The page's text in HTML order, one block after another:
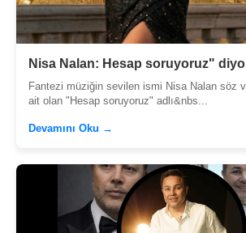
Nisa Nalan: Hesap soruyoruz"
Fantezi müziğin sevilen ismi Nisa Nalan söz
ait olan "Hesap soruyoruz" adlı&nbs...
Devamını Oku →